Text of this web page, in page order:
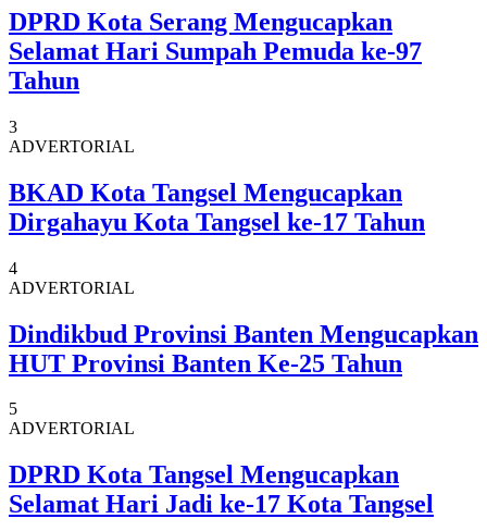
DPRD Kota Serang Mengucapkan
Selamat Hari Sumpah Pemuda ke-97
Tahun
3
ADVERTORIAL
BKAD Kota Tangsel Mengucapkan
Dirgahayu Kota Tangsel ke-17 Tahun
4
ADVERTORIAL
Dindikbud Provinsi Banten Mengucapkan
HUT Provinsi Banten Ke-25 Tahun
5
ADVERTORIAL
DPRD Kota Tangsel Mengucapkan
Selamat Hari Jadi ke-17 Kota Tangsel